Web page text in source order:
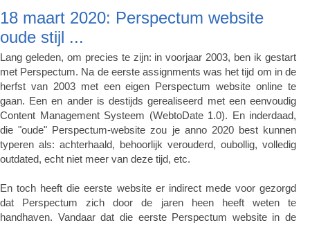
18 maart 2020: Perspectum website
oude stijl ...
Lang geleden, om precies te zijn: in voorjaar 2003, ben ik gestart
met Perspectum. Na de eerste assignments was het tijd om in de
herfst van 2003 met een eigen Perspectum website online te
gaan. Een en ander is destijds gerealiseerd met een eenvoudig
Content Management Systeem (WebtoDate 1.0). En inderdaad,
die "oude" Perspectum-website zou je anno 2020 best kunnen
typeren als: achterhaald, behoorlijk verouderd, oubollig, volledig
outdated, echt niet meer van deze tijd, etc.
En toch heeft die eerste website er indirect mede voor gezorgd
dat Perspectum zich door de jaren heen heeft weten te
handhaven. Vandaar dat die eerste Perspectum website in de